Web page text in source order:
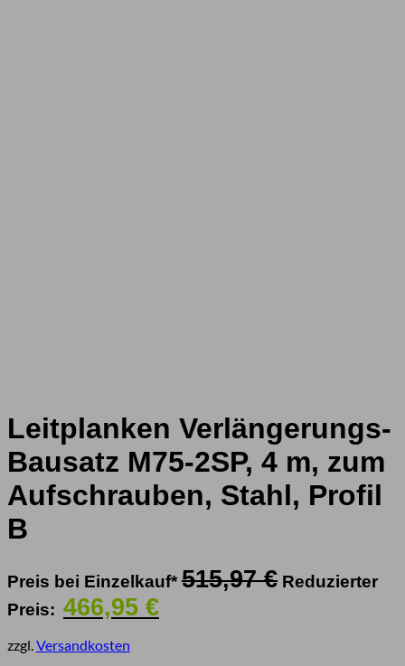
Leitplanken Verlängerungs-
Bausatz M75-2SP, 4 m, zum
Aufschrauben, Stahl, Profil
B
Preis bei Einzelkauf* 515,97€ Ursprünglicher
Reduzierter
Preis: 466,95 €Aktueller
Preis
zzgl.Versandkosten